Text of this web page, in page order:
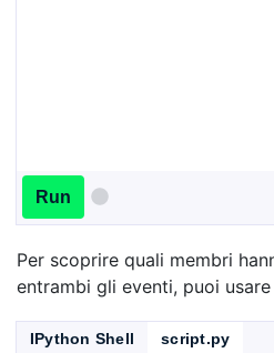
Run
Per scoprire quali membri
entrambi gli eventi, puoi
IPython Shell
script.py